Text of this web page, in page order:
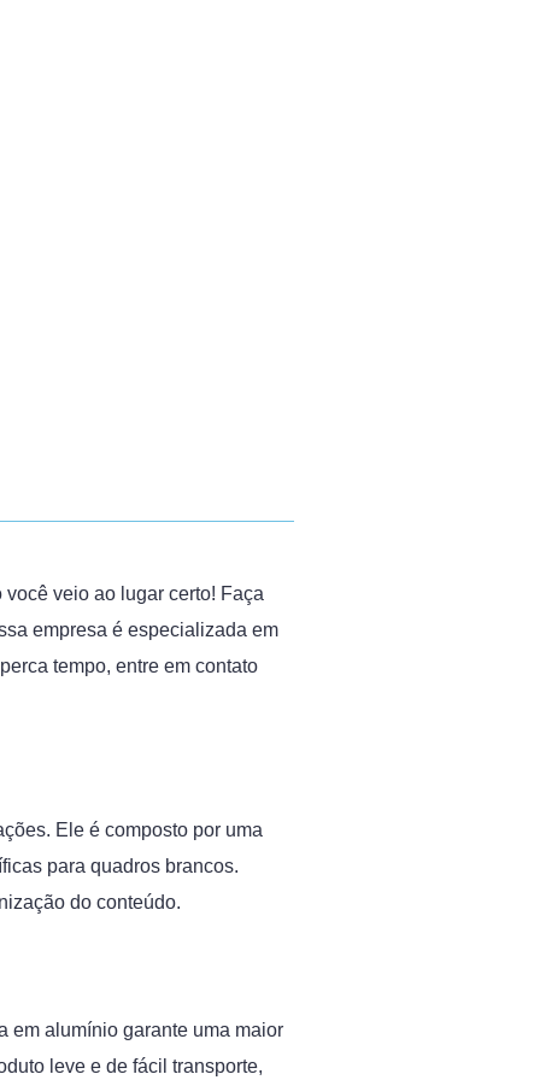
veio ao lugar certo! Faça
empresa é especializada em
tempo, entre em contato
Ele é composto por uma
para quadros brancos.
do conteúdo.
em alumínio garante uma maior
leve e de fácil transporte,